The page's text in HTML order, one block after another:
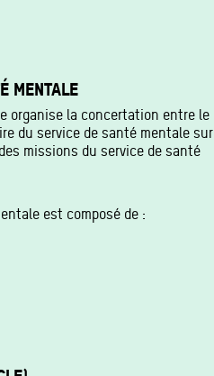
MENTALE
organise la concertation entre le
du service de santé mentale sur
missions du service de santé
est composé de :